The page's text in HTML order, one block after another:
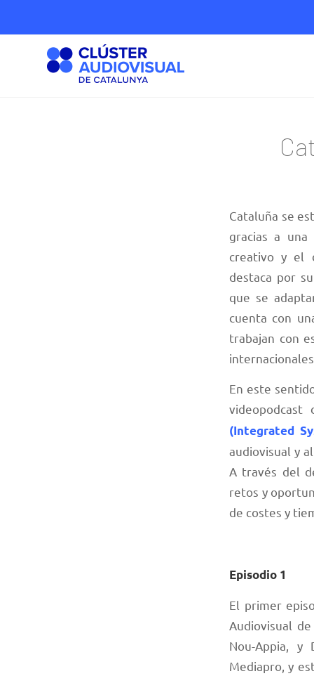
Cataluña se
gracias a
creativo y el
destaca por
que se
cuenta con
trabajan con
En este
(Integrated
audiovisual y
A través del
retos y
de costes y
Episodio 1
El primer
Audiovisual
Nou-Appia, y
Mediapro, y